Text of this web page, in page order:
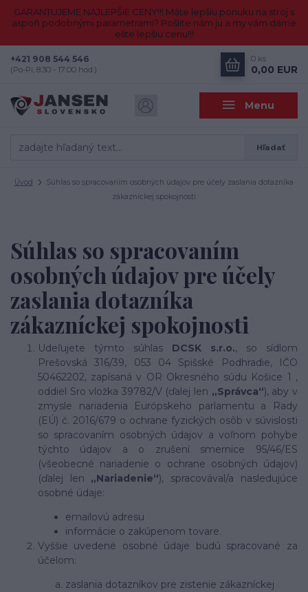
GARANTUJEME NAJLEPŠIE CENY!!! Máte lepšiu ponuku na stroj s
aspoň podobnými parametrami? Pošlite nám ju a my vám dáme
ešte lepšiu cenu!!!
Menu
Hľadať
+421 908 544 546
(Po-Pi, 8:30 - 17:00 hod.)
0 ks
0,00 EUR
Úvod
Súhlas so spracovaním osobných údajov pre účely zaslania dotazníka
zákazníckej spokojnosti
Súhlas so spracovaním
osobných údajov pre účely
zaslania dotazníka
zákazníckej spokojnosti
Udeľujete týmto súhlas DCSK s.r.o., so sídlom
Prešovská 316/39, 053 04 Spišské Podhradie, IČO
50462202, zapísaná v OR Okresného súdu Košice 1 ,
oddiel Sro vložka 39782/V (ďalej len „Správca“), aby v
zmysle nariadenia Európskeho parlamentu a Rady
(EÚ) č. 2016/679 o ochrane fyzických osôb v súvislosti
so spracovaním osobných údajov a voľnom pohybe
týchto údajov a o zrušení smernice 95/46/ES
(všeobecné nariadenie o ochrane osobných údajov)
(ďalej len „Nariadenie“), spracovával/a nasledujúce
osobné údaje:
emailovú adresu
informácie o zakúpenom tovare.
Vyššie uvedené osobné údaje budú spracované za
účelom:
zaslania dotazníkov pre zistenie zákazníckej